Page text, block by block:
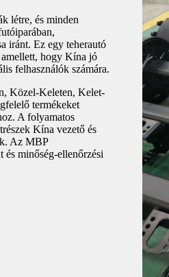
létre, és minden
iránt. Ez egy teherautó
amellett, hogy Kína jó
felhasználók számára.
Közel-Keleten, Kelet-
termékeket
A folyamatos
Kína vezető és
Az MBP
és minőség-ellenőrzési